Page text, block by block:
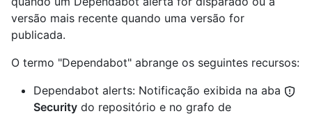
versão mais recente quando uma versão for
publicada.
O termo "Dependabot" abrange os seguintes recursos:
Dependabot alerts: Notificação exibida na aba
Security do repositório e no grafo de